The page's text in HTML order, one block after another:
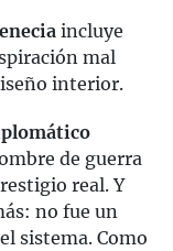
incluye
mal
interior.
de guerra
real. Y
no fue un
sistema. Como